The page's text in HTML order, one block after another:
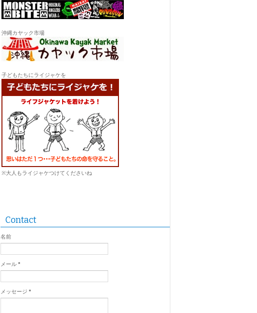
沖縄カヤック市場
子どもたちにライジャケを
※大人もライジャケつけてくださいね
Contact
名前
メール*
メッセージ*